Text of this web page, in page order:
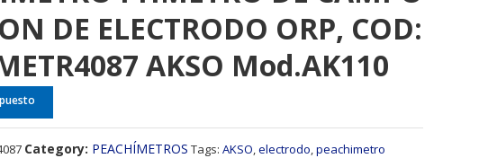
DE ELECTRODO ORP, COD:
AKSO Mod.AK110
Category: PEACHÍMETROS Tags: AKSO,electrodo,peachimetro